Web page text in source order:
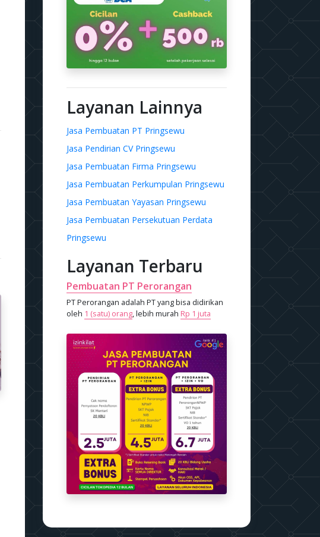
Layanan Lainnya
Jasa Pembuatan PT Pringsewu
Jasa Pendirian CV Pringsewu
Jasa Pembuatan Firma Pringsewu
Jasa Pembuatan Perkumpulan Pringsewu
Jasa Pembuatan Yayasan Pringsewu
Jasa Pembuatan Persekutuan Perdata
Pringsewu
Layanan Terbaru
Pembuatan PT Perorangan
PT Perorangan adalah PT yang bisa didirikan
oleh 1 (satu) orang, lebih murah Rp 1 juta